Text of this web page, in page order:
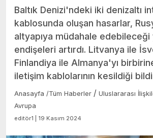
Baltık Denizi'ndeki iki denizaltı
kablosunda oluşan hasarlar,
altyapıya müdahale
endişeleri artırdı. Litvanya ile
Finlandiya ile Almanya'yı
iletişim kablolarının kesildiği
Anasayfa /Tüm Haberler / Uluslararası
Avrupa
editör1 | 19 Kasım 2024